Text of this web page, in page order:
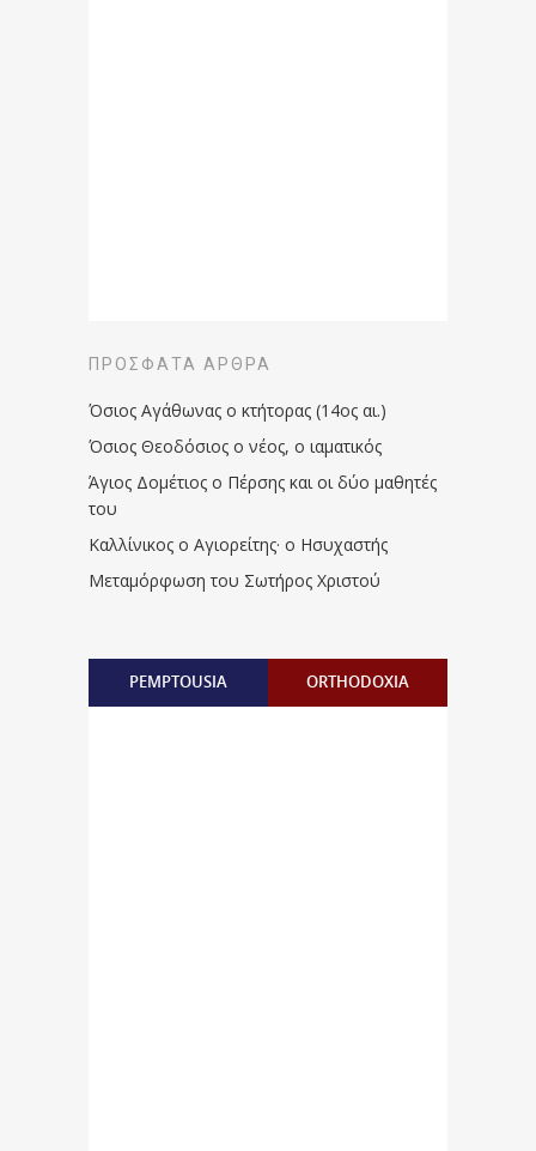
ΠΡΌΣΦΑΤΑ ΆΡΘΡΑ
Όσιος Αγάθωνας ο κτήτορας (14ος αι.)
Όσιος Θεοδόσιος ο νέος, ο ιαματικός
Άγιος Δομέτιος ο Πέρσης και οι δύο μαθητές
του
Καλλίνικος ο Αγιορείτης · ο Ησυχαστής
Μεταμόρφωση του Σωτήρος Χριστού
PEMPTOUSIA ORTHODOXIA